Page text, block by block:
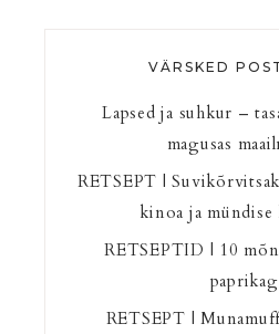
VÄRSKED
Lapsed ja suhkur –
magusas
RETSEPT |
kinoa ja mündise
RETSEPTID | 10
RETSEPT |